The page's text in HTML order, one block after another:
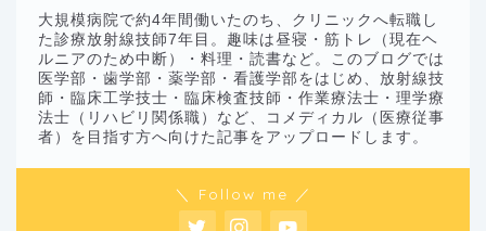
大規模病院で約4年間働いたのち、クリニックへ転職し
た診療放射線技師7年目。趣味は昼寝・筋トレ（現在ヘ
ルニアのため中断）・料理・読書など。このブログでは
医学部・歯学部・薬学部・看護学部をはじめ、放射線技
師・臨床工学技士・臨床検査技師・作業療法士・理学療
法士（リハビリ関係職）など、コメディカル（医療従事
者）を目指す方へ向けた記事をアップロードします。
＼ Follow me ／